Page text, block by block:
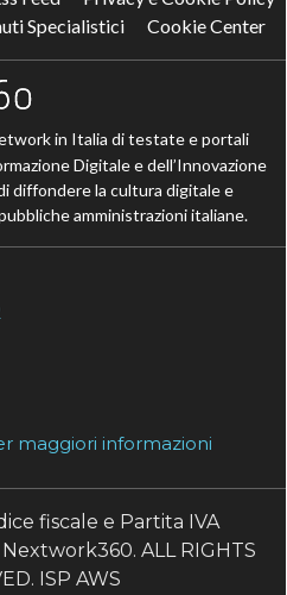
Specialistici
Cookie Center
in Italia di testate e portali
Digitale e dell’Innovazione
diffondere la cultura digitale e
amministrazioni italiane.
maggiori informazioni
fiscale e Partita IVA
ALL RIGHTS
ISP AWS